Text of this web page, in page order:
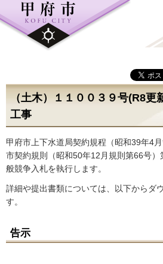
（土木）１１００３９号(R8更
工事
甲府市上下水道局契約規程（昭和39年4
市契約規則（昭和50年12月規則第66号
般競争入札を執行します。
詳細や提出書類については、以下からダ
す。
告示